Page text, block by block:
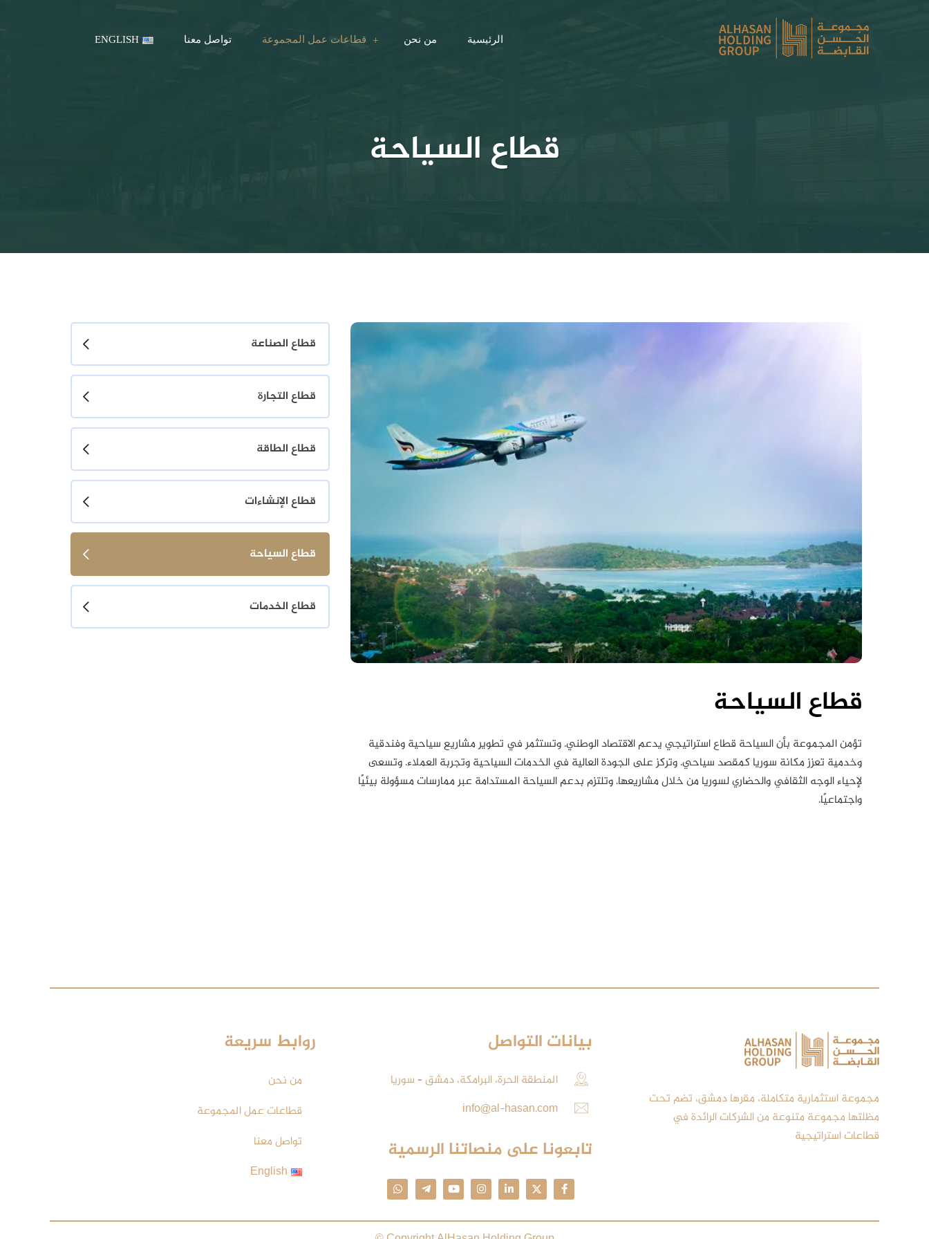
الرئيسية من نحن قطاعات عمل المجموعة تواصل معنا ENGLISH
قطاع السياحة
قطاع السياحة
تؤمن المجموعة بأن السياحة قطاع استراتيجي يدعم الاقتصاد الوطني. وتستثمر في تطوير مشاريع سياحية وفندقية
وخدمية تعزز مكانة سوريا كمقصد سياحي. وتركز على الجودة العالية في الخدمات السياحية وتجربة العملاء. وتسعى
لإحياء الوجه الثقافي والحضاري لسوريا من خلال مشاريعها. وتلتزم بدعم السياحة المستدامة عبر ممارسات مسؤولة بيئيًا
واجتماعيًا.
قطاع الصناعة
قطاع التجارة
قطاع الطاقة
قطاع الإنشاءات
قطاع السياحة
قطاع الخدمات
مجموعة استثمارية متكاملة، مقرها دمشق، تضم تحت
مظلتها مجموعة متنوعة من الشركات الرائدة في
قطاعات استراتيجية
بيانات التواصل
المنطقة الحرة، البرامكة، دمشق – سوريا
info@al-hasan.com
تابعونا على منصاتنا الرسمية
روابط سريعة
من نحن
قطاعات عمل المجموعة
تواصل معنا
English